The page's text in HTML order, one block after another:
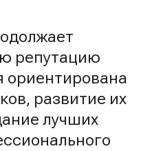
репутацию
ориентирована
развитие их
лучших